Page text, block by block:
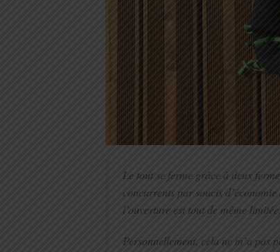
Le tout se ferme grâce à deux
concurrents par soucis
l’ouverture est tout de même
Personnellement, cela ne m’a pas